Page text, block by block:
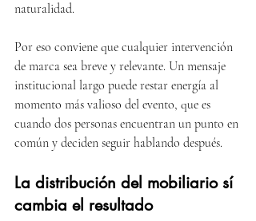
naturalidad.
Por eso conviene que cualquier intervención
de marca sea breve y relevante. Un mensaje
institucional largo puede restar energía al
momento más valioso del evento, que es
cuando dos personas encuentran un punto en
común y deciden seguir hablando después.
La distribución del mobiliario sí
cambia el resultado